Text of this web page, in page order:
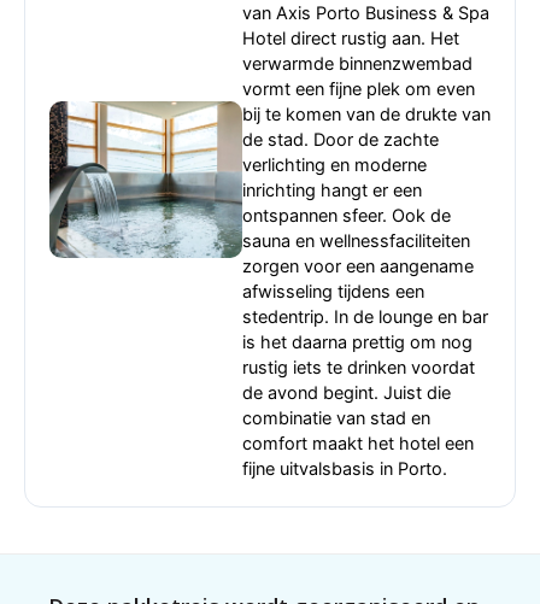
van Axis Porto Business & Spa
Hotel direct rustig aan. Het
verwarmde binnenzwembad
vormt een fijne plek om even
bij te komen van de drukte van
de stad. Door de zachte
verlichting en moderne
inrichting hangt er een
ontspannen sfeer. Ook de
sauna en wellnessfaciliteiten
zorgen voor een aangename
afwisseling tijdens een
stedentrip. In de lounge en bar
is het daarna prettig om nog
rustig iets te drinken voordat
de avond begint. Juist die
combinatie van stad en
comfort maakt het hotel een
fijne uitvalsbasis in Porto.